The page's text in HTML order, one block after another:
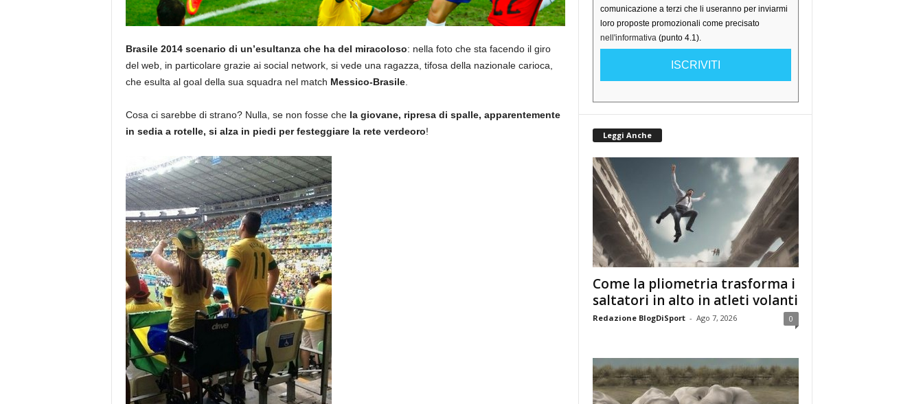
Brasile 2014 scenario di un’esultanza che ha del miracoloso: nella foto che sta facendo il giro
del web, in particolare grazie ai social network, si vede una ragazza, tifosa della nazionale carioca,
che esulta al goal della sua squadra nel match Messico-Brasile.
Cosa ci sarebbe di strano? Nulla, se non fosse che la giovane, ripresa di spalle, apparentemente
in sedia a rotelle, si alza in piedi per festeggiare la rete verdeoro!
comunicazione a terzi che li useranno per inviarmi
loro proposte promozionali come precisato
nell'informativa(punto 4.1).
ISCRIVITI
Leggi Anche
Come la pliometria trasforma i
saltatori in alto in atleti volanti
Redazione BlogDiSport - Ago 7, 2026 0